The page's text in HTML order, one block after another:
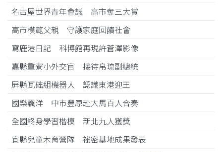
名古屋世界青年會議 高市奪三大賞
高市模範父親 守護家庭回饋社會
寫鹿港日記 科博館再現許蒼澤影像
嘉縣重寮小外交官 接待帛琉副總統
屏縣瓦磘組機器人 認識東港迎王
國樂飄洋 中市豐原赴大馬百人合奏
全國終身學習楷模 新北九人獲獎
宜縣兒童木育營隊 祕密基地成果發表